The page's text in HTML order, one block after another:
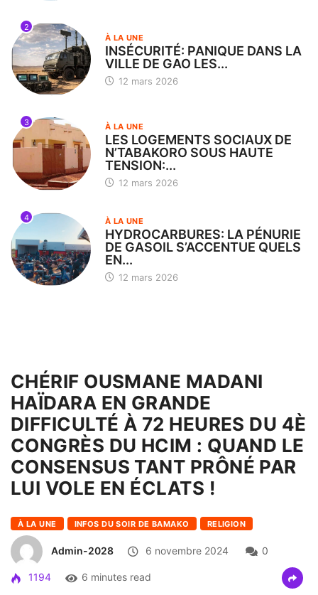
2
À LA UNE
INSÉCURITÉ: PANIQUE DANS LA
VILLE DE GAO LES...
12 mars 2026
3 À LA UNE
LES LOGEMENTS SOCIAUX DE
N’TABAKORO SOUS HAUTE
TENSION:...
12 mars 2026
4 À LA UNE
HYDROCARBURES: LA PÉNURIE
DE GASOIL S’ACCENTUE QUELS
EN...
12 mars 2026
CHÉRIF OUSMANE MADANI
HAÏDARA EN GRANDE
DIFFICULTÉ À 72 HEURES DU 4È
CONGRÈS DU HCIM : QUAND LE
CONSENSUS TANT PRÔNÉ PAR
LUI VOLE EN ÉCLATS !
À LA UNE INFOS DU SOIR DE BAMAKO RELIGION
Admin-2028 6 novembre 2024 0
1194 6 minutes read